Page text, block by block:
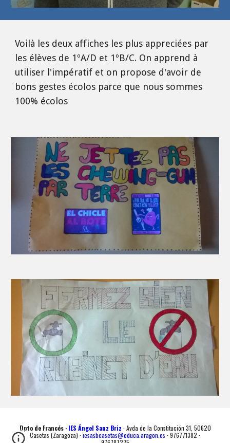
Voilà les deux affiches les plus appreciées par
les élèves de 1ºA/D et 1ºB/C. On apprend à
utiliser l'impératif et on propose d'avoir de
bons gestes écolos parce que nous sommes
100% écolos
Dpto de Francés · IES Ángel Sanz Briz · Avda de la Constitución 31, 50620
Casetas (Zaragoza) · iesasbcasetas@educa.aragon.es · 976771382 ·